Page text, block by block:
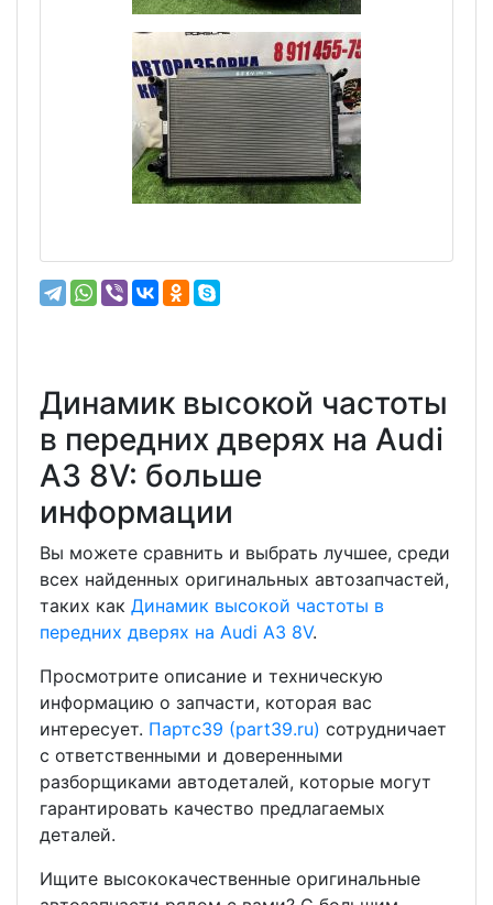
Динамик высокой частоты
в передних дверях на Audi
A3 8V: больше
информации
Вы можете сравнить и выбрать лучшее, среди
всех найденных оригинальных автозапчастей,
таких как Динамик высокой частоты в
передних дверях на Audi A3 8V.
Просмотрите описание и техническую
информацию о запчасти, которая вас
интересует. Партс39 (part39.ru) сотрудничает
с ответственными и доверенными
разборщиками автодеталей, которые могут
гарантировать качество предлагаемых
деталей.
Ищите высококачественные оригинальные